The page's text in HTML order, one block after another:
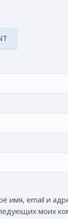
имя, email и
моих